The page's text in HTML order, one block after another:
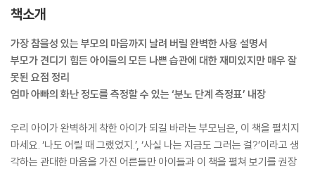
책소개
가장 참을성 있는 부모의 마음까지 날려 버릴 완벽한 사용 설명서
부모가 견디기 힘든 아이들의 모든 나쁜 습관에 대한 재미있지만 매우 잘
못된 요점 정리
엄마 아빠의 화난 정도를 측정할 수 있는 ‘분노 단계 측정표’ 내장
우리 아이가 완벽하게 착한 아이가 되길 바라는 부모님은, 이 책을 펼치지
마세요. ‘나도 어릴 때 그랬었지.’, ‘사실 나는 지금도 그러는 걸?’이라고 생
각하는 관대한 마음을 가진 어른들만 아이들과 이 책을 펼쳐 보기를 권장